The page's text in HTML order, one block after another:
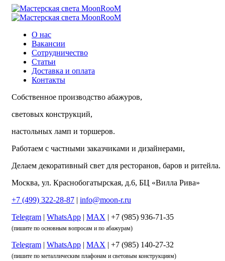
О нас
Вакансии
Сотрудничество
Статьи
Доставка и оплата
Контакты
Собственное производство абажуров,
световых конструкций,
настольных ламп и торшеров.
Работаем с частными заказчиками и дизайнерами,
Делаем декоративный свет для ресторанов, баров и ритейла.
Москва, ул. Краснобогатырская, д.6, БЦ «Вилла Рива»
+7 (499) 322-28-87 | info@moon-r.ru
Telegram | WhatsApp | MAX | +7 (985) 936-71-35
(пишите по основным вопросам и по абажурам)
Telegram | WhatsApp | MAX | +7 (985) 140-27-32
(пишите по металлическим плафонам и световым конструкциям)